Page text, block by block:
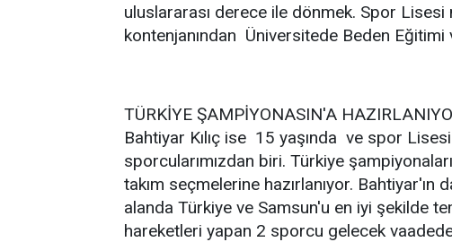
uluslararası derece ile dönmek. Spor Lisesi
kontenjanından Üniversitede Beden
TÜRKİYE ŞAMPİYONASIN'A
Bahtiyar Kılıç ise 15 yaşında ve spor
sporcularımızdan biri. Türkiye
takım seçmelerine hazırlanıyor.
alanda Türkiye ve Samsun'u en iyi şekilde
hareketleri yapan 2 sporcu gelecek